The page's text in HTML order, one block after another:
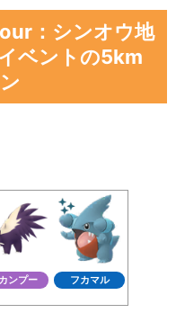
：シンオウ地
ベントの5km
ンプー フカマル